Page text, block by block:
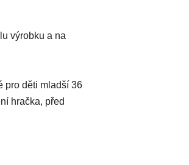
výrobku a na
pro děti mladší 36
hračka, před